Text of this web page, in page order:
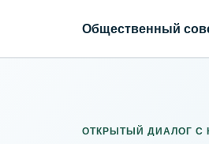
Общественный
ОТКРЫТЫЙ ДИАЛОГ С